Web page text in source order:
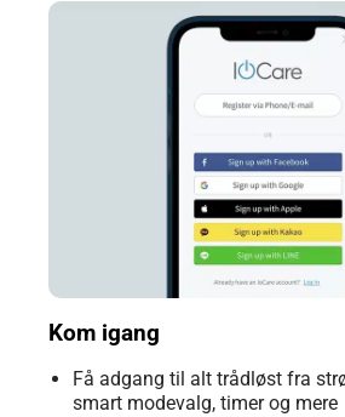
Få adgang til alt trådløst fra
smart modevalg, timer og mere
Kom igang